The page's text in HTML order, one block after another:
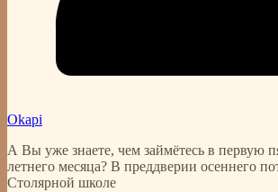
Okapi
А Вы уже знаете, чем займётесь в первую
летнего месяца? В преддверии осеннего
Столярной школе